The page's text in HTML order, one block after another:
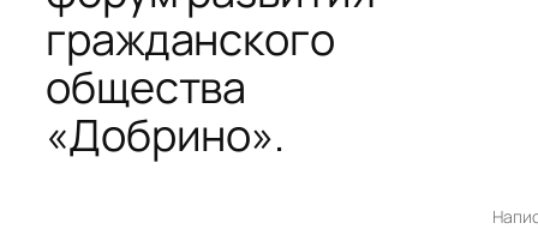
гражданского
общества
«Добрино».